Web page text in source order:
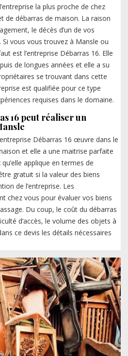
la plus proche de chez
de débarras de maison. La raison
le décès d’un de vos
vous vous trouvez à Mansle ou
est l’entreprise Débarras 16. Elle
de longues années et elle a su
se trouvant dans cette
est qualifiée pour ce type
requises dans le domaine.
16 peut réaliser un
Débarras 16 œuvre dans le
et elle a une maitrise parfaite
applique en termes de
gratuit si la valeur des biens
de l’entreprise. Les
chez vous pour évaluer vos biens
Du coup, le coût du débarras
d’accès, le volume des objets à
ce devis les détails nécessaires